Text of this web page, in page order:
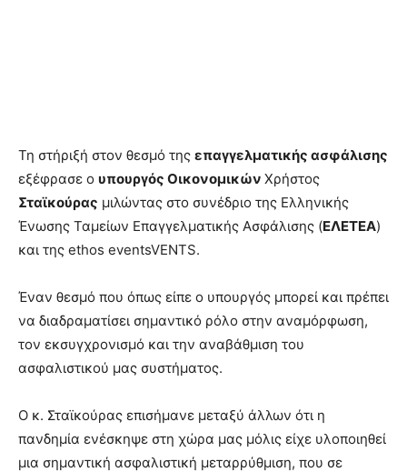
Τη στήριξή στον θεσμό της επαγγελματικής ασφάλισης
εξέφρασε ο υπουργός Οικονομικών Χρήστος
Σταϊκούρας μιλώντας στο συνέδριο της Ελληνικής
Ένωσης Ταμείων Επαγγελματικής Ασφάλισης (ΕΛΕΤΕΑ)
και της ethos eventsVENTS.
Έναν θεσμό που όπως είπε ο υπουργός μπορεί και πρέπει
να διαδραματίσει σημαντικό ρόλο στην αναμόρφωση,
τον εκσυγχρονισμό και την αναβάθμιση του
ασφαλιστικού μας συστήματος.
Ο κ. Σταϊκούρας επισήμανε μεταξύ άλλων ότι η
πανδημία ενέσκηψε στη χώρα μας μόλις είχε υλοποιηθεί
μια σημαντική ασφαλιστική μεταρρύθμιση, που σε